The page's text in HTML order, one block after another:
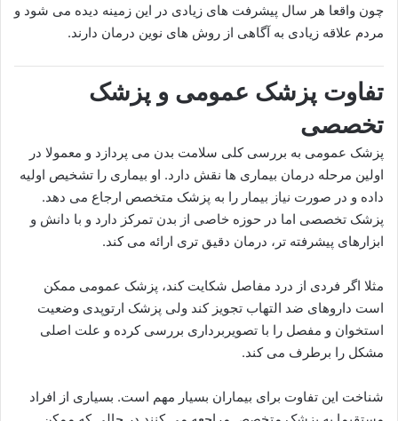
چون واقعا هر سال پیشرفت های زیادی در این زمینه دیده می شود و
مردم علاقه زیادی به آگاهی از روش های نوین درمان دارند.
تفاوت پزشک عمومی و پزشک
تخصصی
پزشک عمومی به بررسی کلی سلامت بدن می پردازد و معمولا در
اولین مرحله درمان بیماری ها نقش دارد. او بیماری را تشخیص اولیه
داده و در صورت نیاز بیمار را به پزشک متخصص ارجاع می دهد.
پزشک تخصصی اما در حوزه خاصی از بدن تمرکز دارد و با دانش و
ابزارهای پیشرفته تر، درمان دقیق تری ارائه می کند.
مثلا اگر فردی از درد مفاصل شکایت کند، پزشک عمومی ممکن
است داروهای ضد التهاب تجویز کند ولی پزشک ارتوپدی وضعیت
استخوان و مفصل را با تصویربرداری بررسی کرده و علت اصلی
مشکل را برطرف می کند.
شناخت این تفاوت برای بیماران بسیار مهم است. بسیاری از افراد